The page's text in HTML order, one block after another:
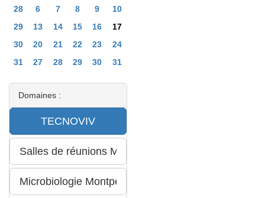
28
6 7 8 9
10
29
13 14 15 16
17
30
20 21 22 23
24
31
27 28 29 30 31
Domaines :